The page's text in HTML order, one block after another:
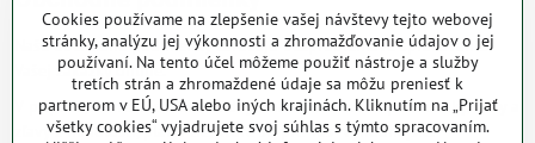
Naše obchodné podmienky zaručujú bezproblémové spracovanie
Vašej zakázky online.
V prípade, že máte s nami už dojednané obchodné podmienky, ceny a
zľavy z minulosti, platia tie, ktoré sú pre Vás výhodnejšie.
Cookies používame na zlepšenie vašej návštevy tejto webovej
stránky, analýzu jej výkonnosti a zhromažďovanie údajov o jej
používaní. Na tento účel môžeme použiť nástroje a služby
tretích strán a zhromaždené údaje sa môžu preniesť k
partnerom v EÚ, USA alebo iných krajinách. Kliknutím na „Prijať
všetky cookies“ vyjadrujete svoj súhlas s týmto spracovaním.